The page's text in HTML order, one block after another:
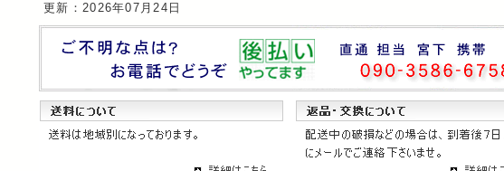
更新：2026年07月24日